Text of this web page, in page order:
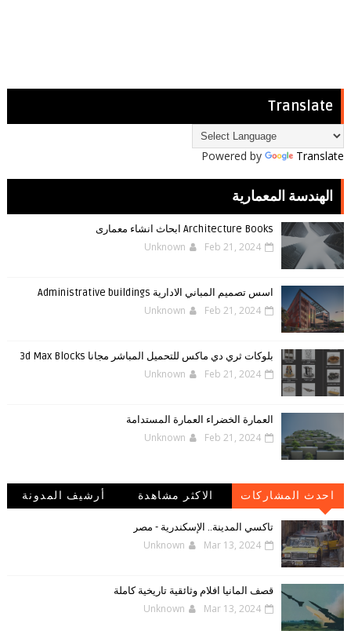
Translate
Powered by Translate
الهندسة المعمارية
Architecture Books ابحاث انشاء معمارى
Unknown Feb 21, 2024
اسس تصميم المباني الادارية Administrative buildings
Unknown Feb 21, 2024
بلوكات ثري دي ماكس للتحميل المباشر مجانا 3d Max Blocks
Unknown Feb 21, 2024
العمارة الخضراء العمارة المستدامة
Unknown Feb 21, 2024
احدث المشاركات الاكثر مشاهدة
أرشيف المدونة
تاكسي المدينة.. الإسكندرية - مصر
Unknown Mar 13, 2024
قصف المانيا افلام وثائقية تاريخية كاملة
Unknown Mar 13, 2024